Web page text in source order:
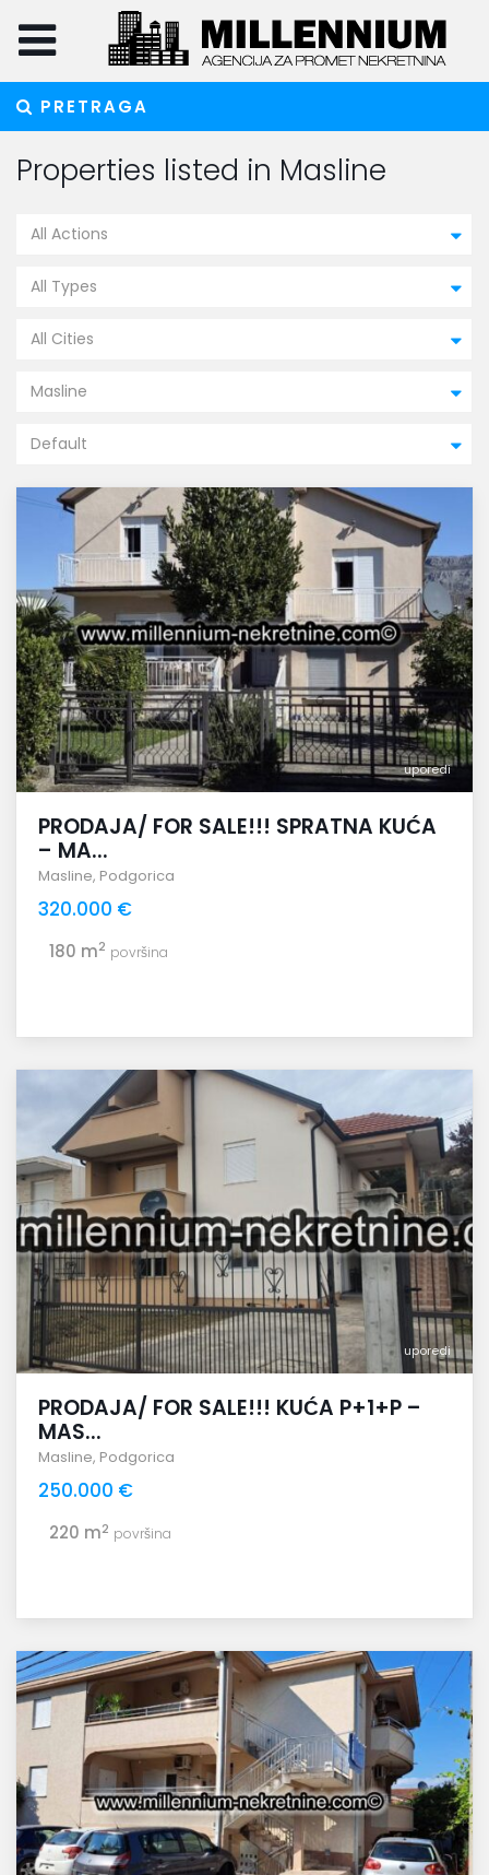
PRETRAGA
Properties listed in Masline
All Actions
All Types
All Cities
Masline
Default
uporedi
PRODAJA/ FOR SALE!!! SPRATNA KUĆA
– MA...
Masline, Podgorica
320.000 €
180 m2 površina
uporedi
PRODAJA/ FOR SALE!!! KUĆA P+1+P –
MAS...
Masline, Podgorica
250.000 €
220 m2 površina